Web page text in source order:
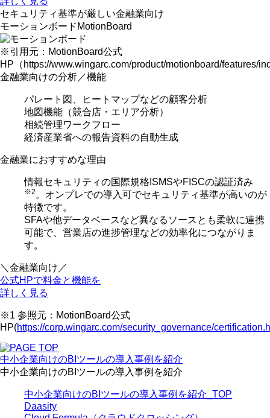
セキュリティ基準が厳しい金融業向け
モーションボード MotionBoard
※引用元：MotionBoard公式
HP（https://www.wingarc.com/product/motionboard/features/
金融業向けの分析／機能
パレート図、ヒートマップなどの顧客分析
地図機能（競合店・エリア分析）
相続管理ワークフロー
経済産業省への報告資料の自動生成
金融業におすすめな理由
情報セキュリティの国際規格ISMSやFISCの認証済み
※2 。オンプレでの導入可でセキュリティ基準が高いのが
特徴です。
SFAや他データベースなど異なるソースとも柔軟に連携
可能で、営業店の進捗管理などの効率化につながりま
す。
＼金融業向け／
公式HPで料金と機能を
詳しく見る
※1 参照元：MotionBoard公式
HP(https://corp.wingarc.com/security_governance/
中小企業向けのBIツールの導入事例を紹介
中小企業向けのBIツールの導入事例を紹介
中小企業向けのBIツールの導入事例を紹介_TOP
Daasity